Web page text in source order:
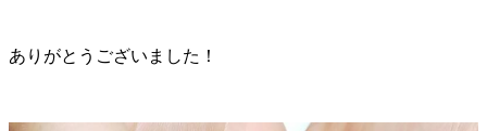
ありがとうございました！